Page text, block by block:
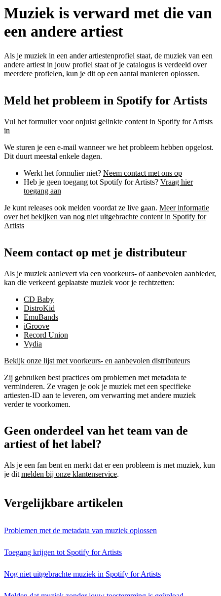
Muziek is verward met die van
een andere artiest
Als je muziek in een ander artiestenprofiel staat, de muziek van een
andere artiest in jouw profiel staat of je catalogus is verdeeld over
meerdere profielen, kun je dit op een aantal manieren oplossen.
Meld het probleem in Spotify for Artists
Vul het formulier voor onjuist gelinkte content in Spotify for Artists
in
We sturen je een e-mail wanneer we het probleem hebben opgelost.
Dit duurt meestal enkele dagen.
Werkt het formulier niet? Neem contact met ons op
Heb je geen toegang tot Spotify for Artists? Vraag hier
toegang aan
Je kunt releases ook melden voordat ze live gaan. Meer informatie
over het bekijken van nog niet uitgebrachte content in Spotify for
Artists
Neem contact op met je distributeur
Als je muziek aanlevert via een voorkeurs- of aanbevolen aanbieder,
kan die verkeerd geplaatste muziek voor je rechtzetten:
CD Baby
DistroKid
EmuBands
iGroove
Record Union
Vydia
Bekijk onze lijst met voorkeurs- en aanbevolen distributeurs
Zij gebruiken best practices om problemen met metadata te
verminderen. Ze vragen je ook je muziek met een specifieke
artiesten-ID aan te leveren, om verwarring met andere muziek
verder te voorkomen.
Geen onderdeel van het team van de
artiest of het label?
Als je een fan bent en merkt dat er een probleem is met muziek, kun
je dit melden bij onze klantenservice.
Vergelijkbare artikelen
Problemen met de metadata van muziek oplossen
Toegang krijgen tot Spotify for Artists
Nog niet uitgebrachte muziek in Spotify for Artists